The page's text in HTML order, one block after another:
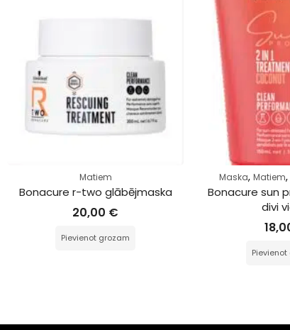
Matiem
Bonacure r-two glābējmaska
20,00 €
Pievienot grozam
Maska, Matiem,
Bonacure sun
divi